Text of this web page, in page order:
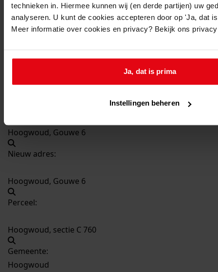
technieken in. Hiermee kunnen wij (en derde partijen) uw
analyseren. U kunt de cookies accepteren door op 'Ja, dat
Meer informatie over cookies en privacy? Bekijk ons
Ja, dat is prima
Instellingen beheren
1978
Datering:
Beschrijving:
Hoogwoud, Gouwe 6
Nieuw adres:
Hoogwoud, Gouwe 6
Perceel:
Hoogwoud, sectie C 760
Gemeente:
Hoogwoud